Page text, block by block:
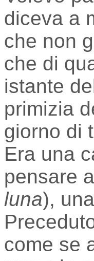
diceva a
che non
che di
istante
primizia
giorno di
Era una
pensare
luna),
come se